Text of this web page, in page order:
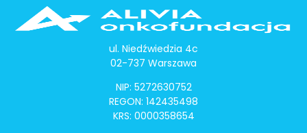
ul. Niedźwiedzia 4c
02-737 Warszawa
NIP: 5272630752
REGON: 142435498
KRS: 0000358654